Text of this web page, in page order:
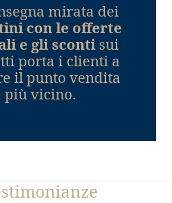
mirata dei
con le offerte
e gli scontisui
porta i clienti a
il punto vendita
più vicino.